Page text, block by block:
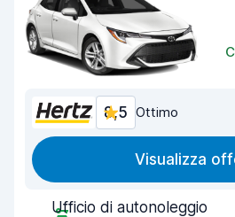
8,5 Ottimo
Visualizza
Ufficio di autonoleggio